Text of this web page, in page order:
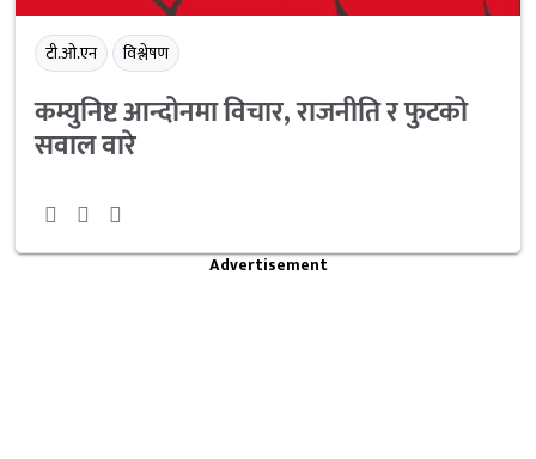
टी.ओ.एन विश्लेषण
कम्युनिष्ट आन्दोनमा विचार, राजनीति र फुटको
सवाल वारे
Advertisement